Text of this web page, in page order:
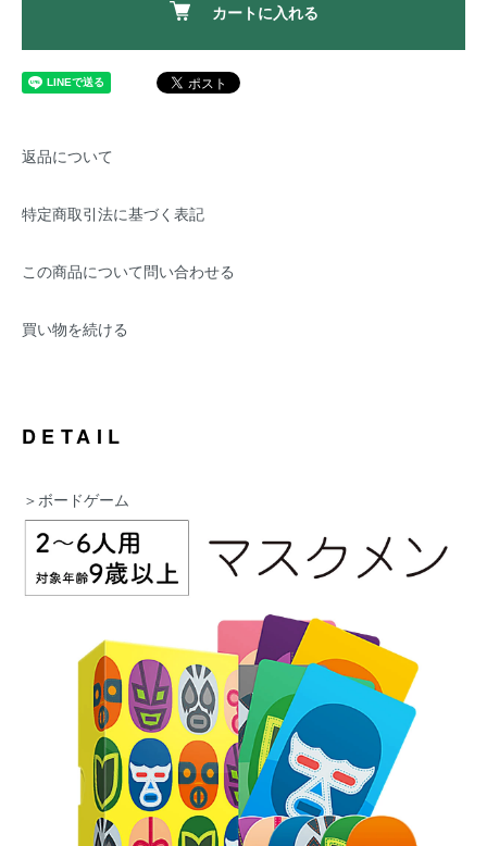
カートに入れる
返品について
特定商取引法に基づく表記
この商品について問い合わせる
買い物を続ける
DETAIL
＞ボードゲーム